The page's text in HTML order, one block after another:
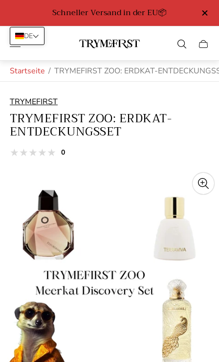
Schneller Versand in der EU📦
Laden-
Startseite / TRYMEFIRST ZOO: ERDKAT-
TRYMEFIRST
TRYMEFIRST ZOO: ERDKAT-
ENTDECKUNGSSET
Produktrezensionen:
0Gesamtbewertungen
DE